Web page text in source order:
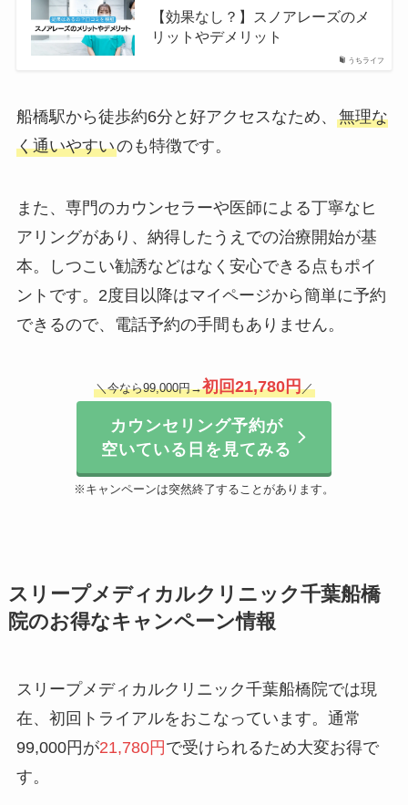
うちライフ
【効果なし？】スノアレーズのメ
リットやデメリット
船橋駅から徒歩約6分と好アクセスなため、 無理な
く通いやすいのも特徴です。
また、専門のカウンセラーや医師による丁寧なヒ
アリングがあり、納得したうえでの治療開始が基
本。しつこい勧誘などはなく安心できる点もポイ
ントです。2度目以降はマイページから簡単に予約
できるので、電話予約の手間もありません。
＼今なら99,000円→初回21,780円／
カウンセリング予約が
空いている日を見てみる
※キャンペーンは突然終了することがあります。
スリープメディカルクリニック千葉船橋
院のお得なキャンペーン情報
スリープメディカルクリニック千葉船橋院では現
在、初回トライアルをおこなっています。通常
99,000円が21,780円 で受けられるため大変お得で
す。